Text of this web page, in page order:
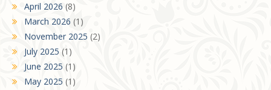
April 2026 (8)
March 2026 (1)
November 2025 (2)
July 2025 (1)
June 2025 (1)
May 2025 (1)